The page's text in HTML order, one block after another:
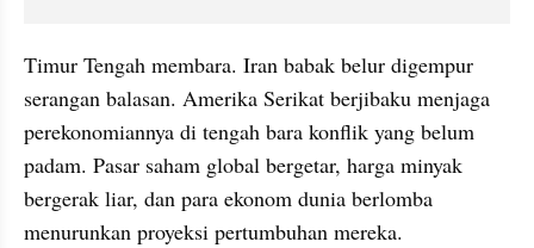
Timur Tengah membara. Iran babak belur digempur
serangan balasan. Amerika Serikat berjibaku menjaga
perekonomiannya di tengah bara konflik yang belum
padam. Pasar saham global bergetar, harga minyak
bergerak liar, dan para ekonom dunia berlomba
menurunkan proyeksi pertumbuhan mereka.